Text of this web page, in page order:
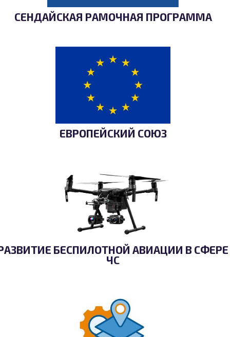
СЕНДАЙСКАЯ РАМОЧНАЯ ПРОГРАММА
ЕВРОПЕЙСКИЙ СОЮЗ
БЕСПИЛОТНОЙ АВИАЦИИ В СФЕРЕ
ЧС